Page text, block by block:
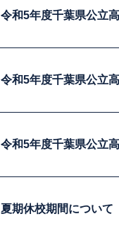
令和5年度千葉県公立
令和5年度千葉県公立
令和5年度千葉県公立
夏期休校期間について